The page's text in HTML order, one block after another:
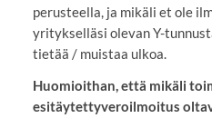
perusteella, ja mikäli et ole
yritykselläsi olevan Y-
tietää / muistaa ulkoa.
Huomioithan, että mikäli
esitäytettyveroilmoitus